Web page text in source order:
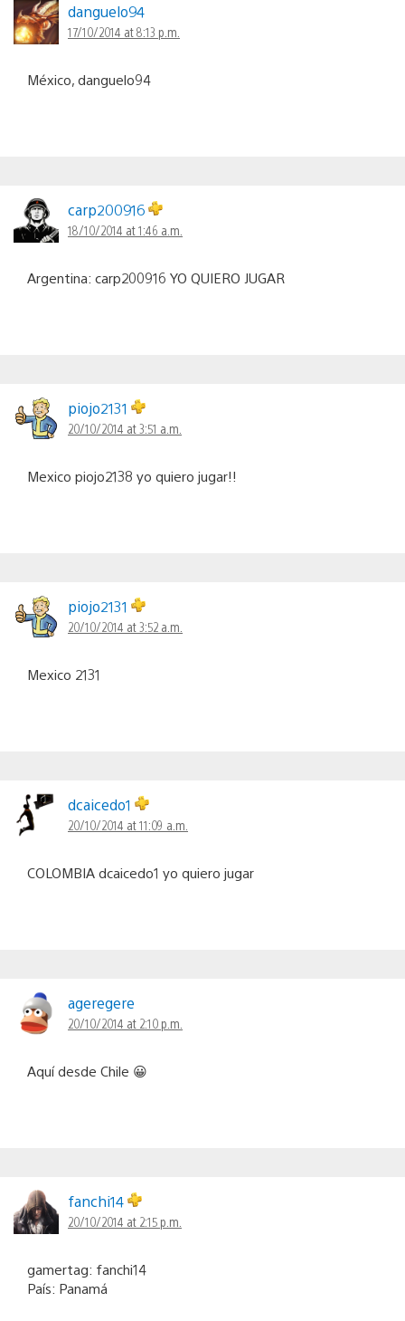
danguelo94
17/10/2014 at 8:13 p.m.
México, danguelo94
carp200916
18/10/2014 at 1:46 a.m.
Argentina: carp200916 YO QUIERO JUGAR
piojo2131
20/10/2014 at 3:51 a.m.
Mexico piojo2138 yo quiero jugar!!
piojo2131
20/10/2014 at 3:52 a.m.
Mexico 2131
dcaicedo1
20/10/2014 at 11:09 a.m.
COLOMBIA dcaicedo1 yo quiero jugar
ageregere
20/10/2014 at 2:10 p.m.
Aquí desde Chile 😀
fanchi14
20/10/2014 at 2:15 p.m.
gamertag: fanchi14
País: Panamá